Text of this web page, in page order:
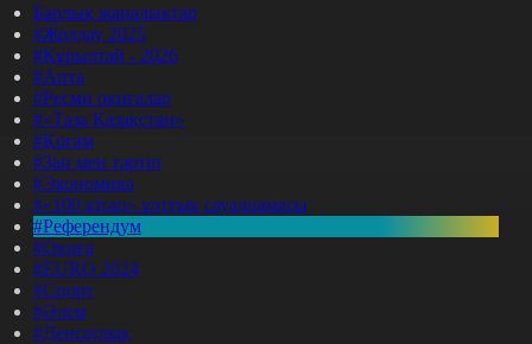
Барлық жаңалықтар
#Жолдау 2025
#Құрылтай - 2026
#Апта
#Ресми оқиғалар
#«Таза Қазақстан»
#Қоғам
#Заң мен тәртіп
#Экономика
#«100 кітап» ұлттық сауалнамасы
#Референдум
#Оқиға
#EURO 2024
#Спорт
#Әлем
#Денсаулық